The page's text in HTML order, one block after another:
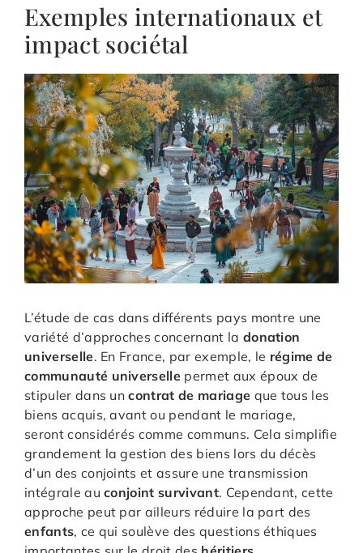
Exemples internationaux et
impact sociétal
L’étude de cas dans différents pays montre une
variété d’approches concernant la donation
universelle. En France, par exemple, le régime de
communauté universelle permet aux époux de
stipuler dans uncontrat de mariage que tous les
biens acquis, avant ou pendant le mariage,
seront considérés comme communs. Cela simplifie
grandement la gestion des biens lors du décès
d’un des conjoints et assure une transmission
intégrale auconjoint survivant. Cependant, cette
approche peut par ailleurs réduire la part des
enfants, ce qui soulève des questions éthiques